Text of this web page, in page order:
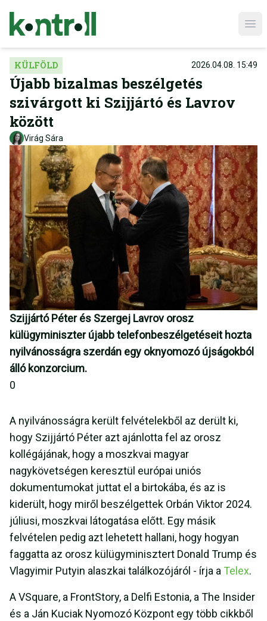
KÜLFÖLD 2026.04.08. 15:49
Újabb bizalmas beszélgetés
szivárgott ki Szijjártó és Lavrov
között
Virág Sára
Szijjártó Péter és Szergej Lavrov orosz
külügyminiszter újabb telefonbeszélgetéseit hozta
nyilvánosságra szerdán egy oknyomozó újságokból
álló konzorcium.
0
A nyilvánosságra került felvételekből az derült ki,
hogy Szijjártó Péter azt ajánlotta fel az orosz
kollégájának, hogy a moszkvai magyar
nagykövetségen keresztül európai uniós
dokumentumokat juttat el a birtokába, és az is
kiderült, hogy miről beszélgettek Orbán Viktor 2024.
júliusi, moszkvai látogatása előtt. Egy másik
felvételen pedig azt lehetett hallani, hogy hogyan
faggatta az orosz külügyminisztert Donald Trump és
Vlagyimir Putyin alaszkai találkozójáról - írja a Telex.
A VSquare, a FrontStory, a Delfi Estonia, a The Insider
és a Ján Kuciak Nyomozó Központ egy több cikkből